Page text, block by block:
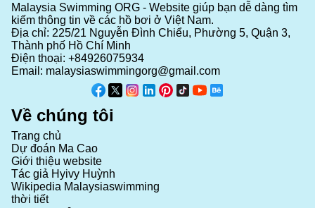
Malaysia Swimming ORG - Website giúp bạn dễ dàng tìm
kiếm thông tin về các hồ bơi ở Việt Nam.
Địa chỉ: 225/21 Nguyễn Đình Chiểu, Phường 5, Quận 3,
Thành phố Hồ Chí Minh
Điện thoại: +84926075934
Email: malaysiaswimmingorg@gmail.com
Về chúng tôi
Trang chủ
Dự đoán Ma Cao
Giới thiệu website
Tác giả Hyivy Huỳnh
Wikipedia Malaysiaswimming
thời tiết